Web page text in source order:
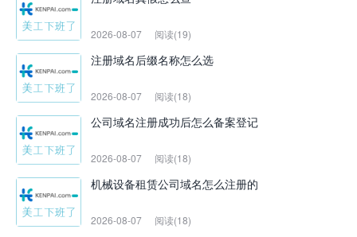
2026-08-07 阅读(19)
注册域名后缀名称怎么选
2026-08-07 阅读(18)
公司域名注册成功后怎么备案登记
2026-08-07 阅读(18)
机械设备租赁公司域名怎么注册的
2026-08-07 阅读(18)